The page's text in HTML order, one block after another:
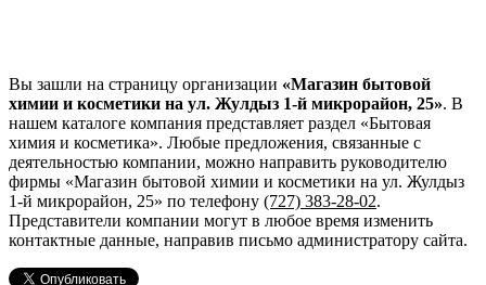
Вы зашли на страницу организации «Магазин бытовой
химии и косметики на ул. Жулдыз 1-й микрорайон, 25». В
нашем каталоге компания представляет раздел «Бытовая
химия и косметика». Любые предложения, связанные с
деятельностью компании, можно направить руководителю
фирмы «Магазин бытовой химии и косметики на ул. Жулдыз
1-й микрорайон, 25» по телефону (727) 383-28-02.
Представители компании могут в любое время изменить
контактные данные, направив письмо администратору сайта.